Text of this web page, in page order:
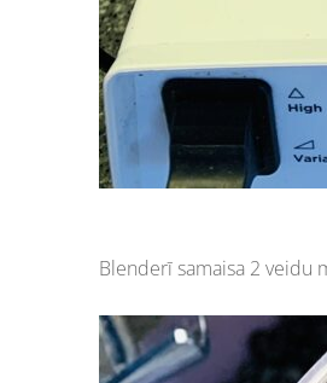
Blenderī samaisa 2 veidu